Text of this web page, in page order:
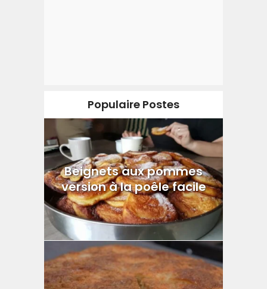
Populaire Postes
Beignets aux pommes
version à la poêle facile